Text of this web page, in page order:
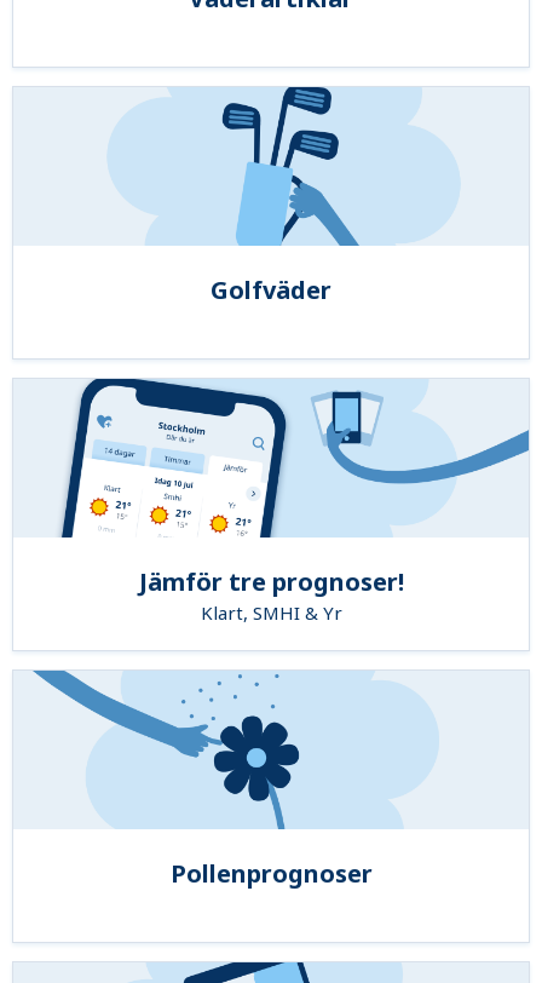
Golfväder
Jämför tre prognoser!
Klart, SMHI & Yr
Pollenprognoser